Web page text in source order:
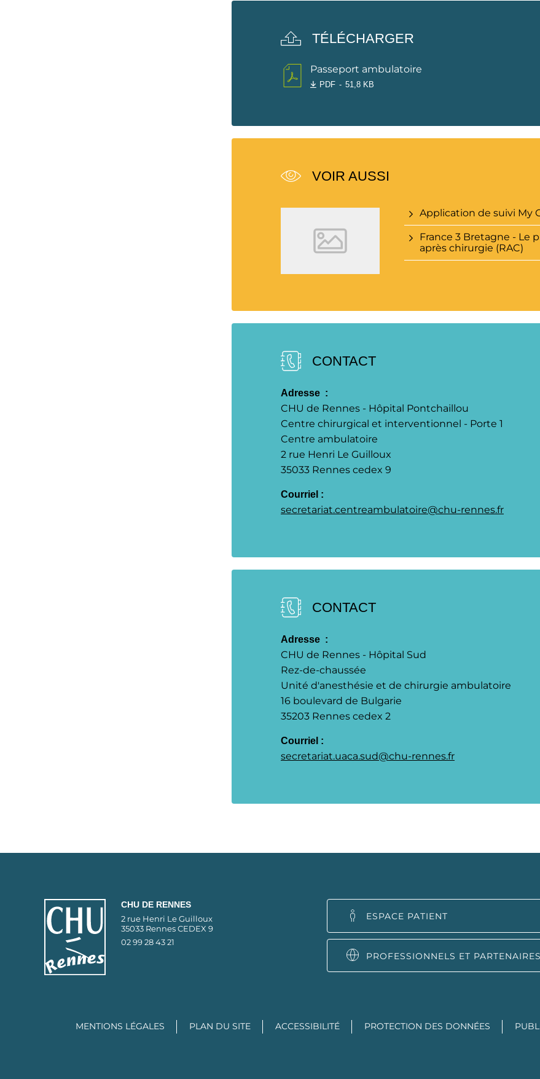
TÉLÉCHARGER
Passeport ambulatoire
PDF 51,8 KB
VOIR AUSSI
Application de suivi My
France 3 Bretagne - Le
après chirurgie (RAC)
CONTACT
Adresse  :
CHU de Rennes - Hôpital Pontchaillou
Centre chirurgical et interventionnel - Porte 1
Centre ambulatoire
2 rue Henri Le Guilloux
35033 Rennes cedex 9
Courriel :
secretariat.centreambulatoire@chu-rennes.fr
CONTACT
Adresse  :
CHU de Rennes - Hôpital Sud
Rez-de-chaussée
Unité d'anesthésie et de chirurgie ambulatoire
16 boulevard de Bulgarie
35203 Rennes cedex 2
Courriel :
secretariat.uaca.sud@chu-rennes.fr
CHU DE RENNES
2 rue Henri Le Guilloux
35033 Rennes CEDEX 9
02 99 28 43 21
ESPACE PATIENT
PROFESSIONNELS ET PARTENAIRES
MENTIONS LÉGALES PLAN DU SITE ACCESSIBILITÉ PROTECTION DES DONNÉES